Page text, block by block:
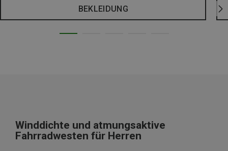
BEKLEIDUNG
Winddichte und atmungsaktive
Fahrradwesten für Herren